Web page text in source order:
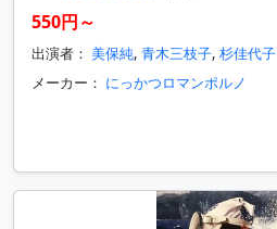
550円～
出演者： 美保純, 青木三枝子, 杉佳代子
メーカー： にっかつロマンポルノ